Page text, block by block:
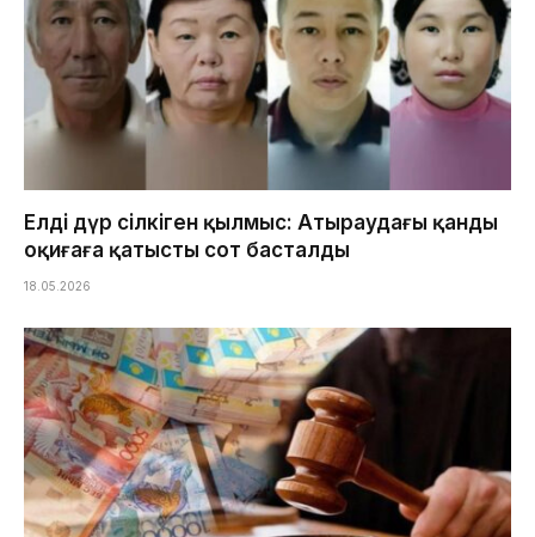
Елді дүр сілкіген қылмыс: Атыраудағы қанды
оқиғаға қатысты сот басталды
18.05.2026